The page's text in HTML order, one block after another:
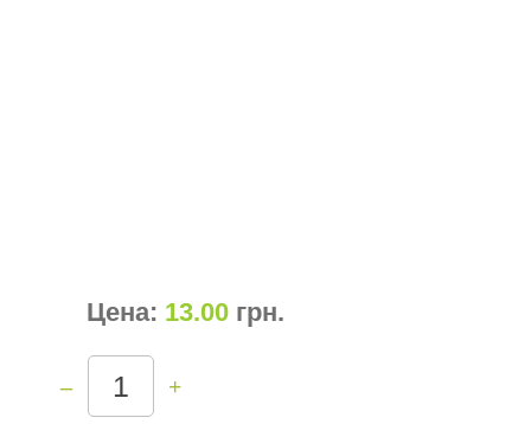
Цена: 13.00 грн.
– +